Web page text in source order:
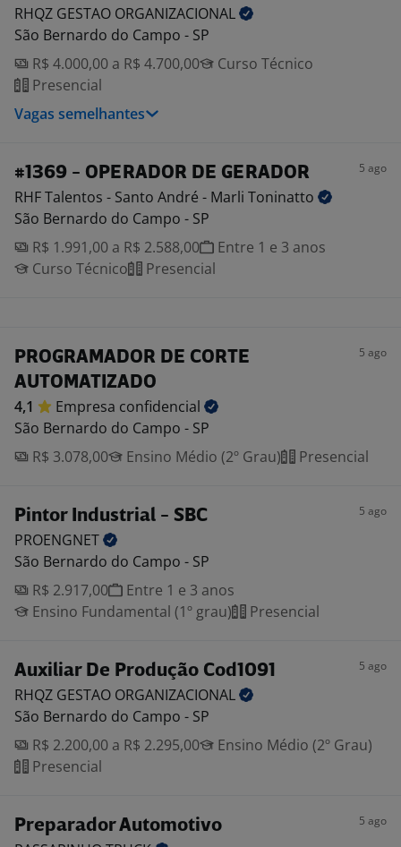
RHQZ GESTAO ORGANIZACIONAL
São Bernardo do Campo - SP
R$ 4.000,00 a R$ 4.700,00
Curso Técnico
Presencial
Vagas semelhantes
#1369 - OPERADOR DE GERADOR 5 ago
RHF Talentos - Santo André - Marli Toninatto
São Bernardo do Campo - SP
R$ 1.991,00 a R$ 2.588,00
Entre 1 e 3 anos
Curso Técnico
Presencial
PROGRAMADOR DE CORTE
AUTOMATIZADO
5 ago
4,1 Empresa confidencial
São Bernardo do Campo - SP
R$ 3.078,00
Ensino Médio (2º Grau) Presencial
Pintor Industrial - SBC 5 ago
PROENGNET
São Bernardo do Campo - SP
R$ 2.917,00
Entre 1 e 3 anos
Ensino Fundamental (1º grau)
Presencial
Auxiliar De Produção Cod1091 5 ago
RHQZ GESTAO ORGANIZACIONAL
São Bernardo do Campo - SP
R$ 2.200,00 a R$ 2.295,00
Ensino Médio (2º Grau)
Presencial
Preparador Automotivo 5 ago